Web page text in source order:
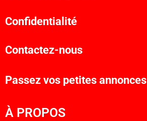
Confidentialité
Contactez-nous
Passez vos petites annonces
À PROPOS